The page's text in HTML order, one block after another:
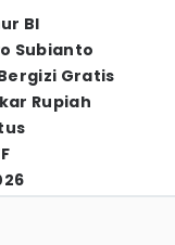
BI
Subianto
Gratis
Rupiah